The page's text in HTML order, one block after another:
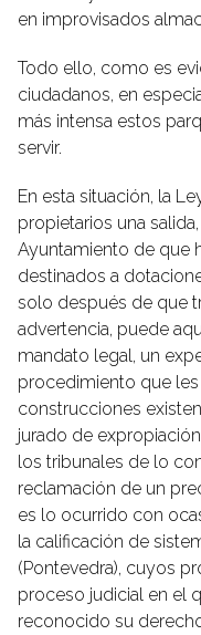
en improvisados
Todo ello, como es
ciudadanos, en
más intensa estos
servir.
En esta situación, la
propietarios una
Ayuntamiento de que
destinados a
solo después de que
advertencia, puede
mandato legal, un
procedimiento que
construcciones
jurado de
los tribunales de lo
reclamación de un
es lo ocurrido con
la calificación de
(Pontevedra), cuyos
proceso judicial en el
reconocido su